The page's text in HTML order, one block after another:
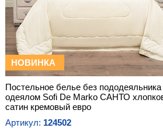
НОВИНКА
Постельное белье без пододеяльника
одеялом Sofi De Marko САНТО
сатин кремовый евро
Артикул: 124502